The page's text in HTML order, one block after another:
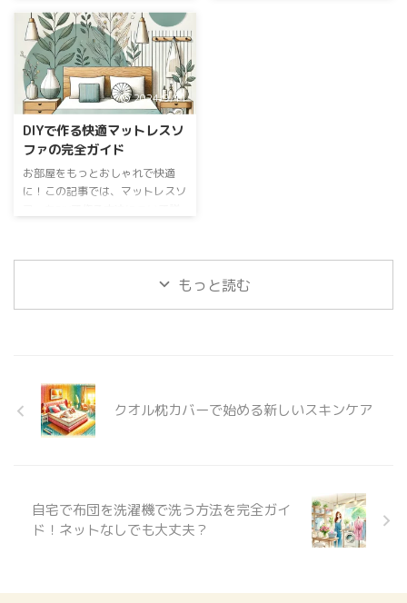
サービス クリーニングモンスタ
ーは、IICRC認定のプロクリーナ
ーを擁し、高品質な洗浄技術を提
供しています。衣類や布団 ...
す。この記事では、Gokumin 枕カ
バーの選び方やお手入れ方法につ
いて詳しく解説します。あなたの
睡眠環境をより良くするために、
ぜひ参考にしてください。
Gokumin 枕カバーの特徴 素材の
選び方 Gokumin 枕カバーは、快
適な睡眠を実現するために、さま
ざまな素材から作られています。
綿、シルク、麻、ポリエステルな
ど、それぞれの素材には独特のメ
った素材を選 ...
いすぎは品質を損なう可能性があ
...
2024/9/11
DIYで作る快適マットレスソ
ファの完全ガイド
お部屋をもっとおしゃれで快適
に！この記事では、マットレスソ
料から手順まで丁寧に解説してい
ます。 記事のポイント マットレ
具 マットレスソファをDIYするた
めに必要な基本的な材料と道具を
ご紹介します。まず、フレームを
もっと読む
クオル枕カバーで始める新しいスキンケア
自宅で布団を洗濯機で洗う方法を完全ガイ
ド！ネットなしでも大丈夫？